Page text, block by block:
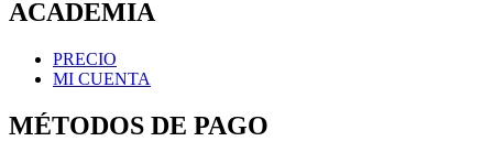
ACADEMIA
PRECIO
MI CUENTA
MÉTODOS DE PAGO